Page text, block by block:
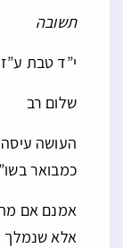
תשובה
י”ד טבת ע”ז
שלום רב
העושה
כמבואר
אמנם אם
אלא שנמלך